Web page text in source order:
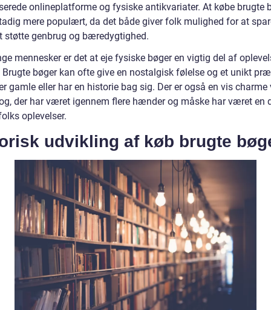
onlineplatforme og fysiske antikvariater. At købe brugte
mere populært, da det både giver folk mulighed for at
støtte genbrug og bæredygtighed.
mennesker er det at eje fysiske bøger en vigtig del af
bøger kan ofte give en nostalgisk følelse og et unikt
gamle eller har en historie bag sig. Der er også en vis charme
der har været igennem flere hænder og måske har været en
oplevelser.
udvikling af køb brugte